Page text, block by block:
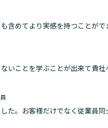
含めてより実感を持つことがで
いことを学ぶことが出来て貴社
た。お客様だけでなく従業員